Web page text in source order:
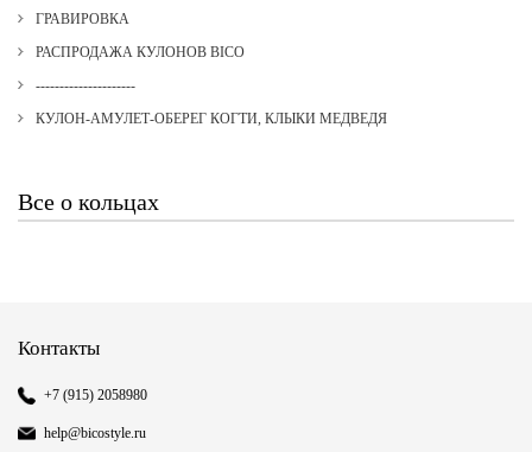
ГРАВИРОВКА
РАСПРОДАЖА КУЛОНОВ BICO
---------------------
КУЛОН-АМУЛЕТ-ОБЕРЕГ КОГТИ, КЛЫКИ МЕДВЕДЯ
Все о кольцах
Контакты
+7 (915) 2058980
help@bicostyle.ru